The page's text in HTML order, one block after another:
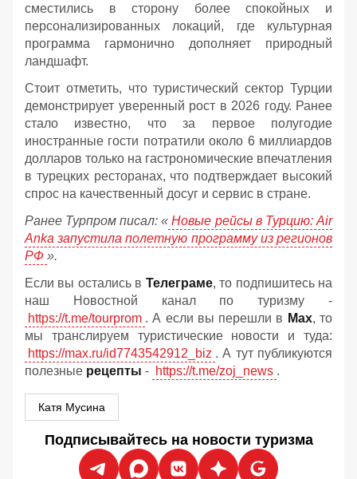
сместились в сторону более спокойных и
персонализированных локаций, где культурная
программа гармонично дополняет природный
ландшафт.
Стоит отметить, что туристический сектор Турции
демонстрирует уверенный рост в 2026 году. Ранее
стало известно, что за первое полугодие
иностранные гости потратили около 6 миллиардов
долларов только на гастрономические впечатления
в турецких ресторанах, что подтверждает высокий
спрос на качественный досуг и сервис в стране.
Ранее Турпром писал: « Новые рейсы в Турцию: Air
Anka запустила полетную программу из регионов
РФ ».
Если вы остались в Телеграме, то подпишитесь на
наш Новостной канал по туризму -
https://t.me/tourprom . А если вы перешли в Мах, то
мы транслируем туристические новости и туда:
https://max.ru/id7743542912_biz . А тут публикуются
полезные рецепты - https://t.me/zoj_news .
Катя Мусина
Подписывайтесь на новости туризма